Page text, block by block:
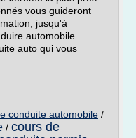
vous guideront
jusqu'à
automobile.
auto qui vous
conduite automobile /
/ cours de